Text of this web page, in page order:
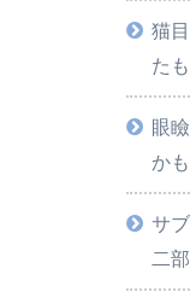
猫
た
眼
か
サ
二